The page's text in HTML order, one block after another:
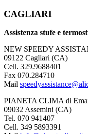
CAGLIARI
Assistenza stufe e
NEW SPEEDY
09122 Cagliari (CA)
Cell. 329.9688401
Fax 070.284710
Mail
PIANETA CLIMA di
09032 Assemini (CA)
Tel. 070 941407
Cell. 349 5893391